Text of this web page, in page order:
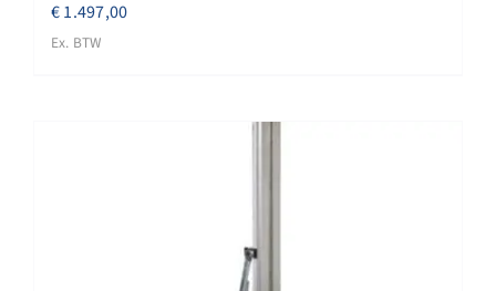
€1.497,00
Ex. BTW